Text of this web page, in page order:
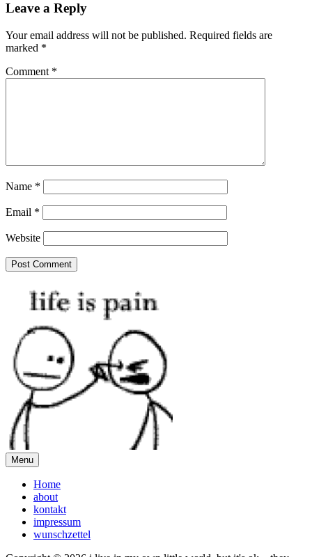
Leave a Reply
Your email address will not be published. Required fields are
marked *
Comment *
Name *
Email *
Website
Menu
Home
about
kontakt
impressum
wunschzettel